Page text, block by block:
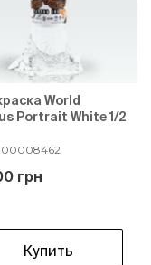
World
Portrait White 1/2
грн
Купить